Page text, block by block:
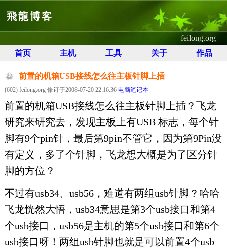
飛龍博客
feilong.org
首页
主机 工具 关于 作品
前置的机箱USB接线怎么往主板针脚上插
(602) feilong.org 修订于2008-07-20 22:16:36 电脑笔记本
前置的机箱USB接线怎么往主板针脚上插？飞龙
研究来研究去，发现主板上有USB 标志，每个针
脚有9个pin针，最后第9pin不管它，因为第9Pin没
有定义，多了个针脚，飞龙想大概是为了区分针
脚的方位？
不过有usb34、usb56，难道有两组usb针脚？哈哈
飞龙恍然大悟，usb34意思是第3个usb接口和第4
个usb接口，usb56是主机的第5个usb接口和第6个
usb接口呀！两组usb针脚也就是可以前置4个usb